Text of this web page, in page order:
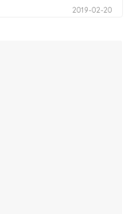
2019-02-20